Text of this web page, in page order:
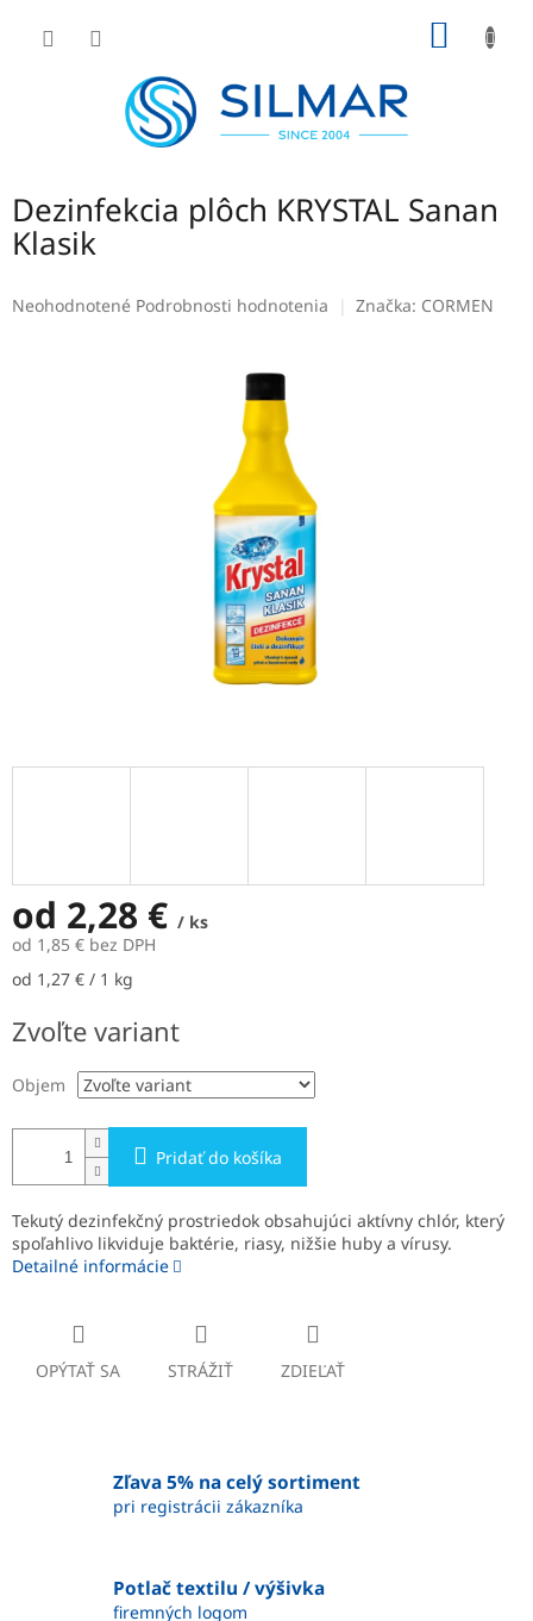
Dezinfekcia plôch KRYSTAL Sanan
Klasik
Priemerné
Neohodnotené Podrobnosti hodnotenia Značka: CORMEN
od 2,28 € / ks
od 1,85 € bez DPH
Jednotková
od 1,27 € / 1 kg
Zvoľte variant
Objem
Pridať do košíka
Tekutý dezinfekčný prostriedok obsahujúci aktívny chlór, který
spoľahlivo likviduje baktérie, riasy, nižšie huby a vírusy.
Detailné informácie
OPÝTAŤ SA STRÁŽIŤ ZDIEĽAŤ
Zľava 5% na celý sortiment
pri registrácii zákazníka
Potlač textilu / výšivka
firemných logom